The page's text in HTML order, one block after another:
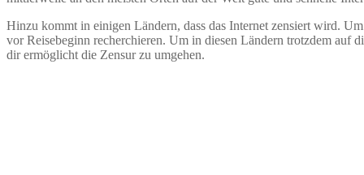
Hinzu kommt in einigen Ländern, dass das Internet zensiert wird.
vor Reisebeginn recherchieren. Um in diesen Ländern trotzdem auf
dir ermöglicht die Zensur zu umgehen.